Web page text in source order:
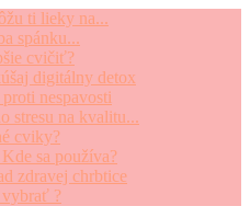
ti lieky na...
spánku...
cvičiť?
digitálny detox
nespavosti
stresu na kvalitu...
cviky?
sa používa?
zdravej chrbtice
vybrať ?